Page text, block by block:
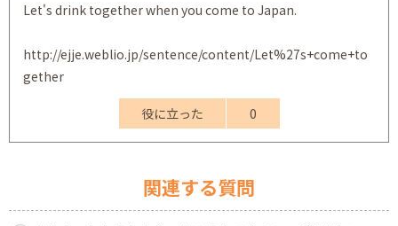
Let's drink together when you come to Japan.
http://ejje.weblio.jp/sentence/content/Let%27s+come+to
gether
役に立った 0
関連する質問